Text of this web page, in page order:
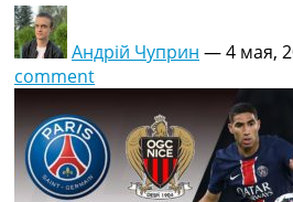
Андрій Чуприн —4 мая,
comment